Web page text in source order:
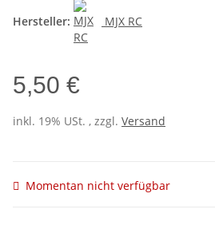
Hersteller:
MJX RC
5,50 €
inkl. 19% USt. , zzgl. Versand
Momentan nicht verfügbar